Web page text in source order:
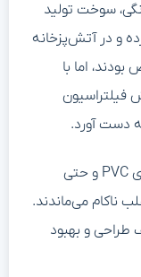
سوخت تولید
و در آتش‌پزخانه
اما با
فیلتراسیون
دست آورد.
به گزارش SCMP، جانگ در ابتدا با لوله‌های PVC و حتی
ناکام می‌ماندند.
طراحی و بهبود